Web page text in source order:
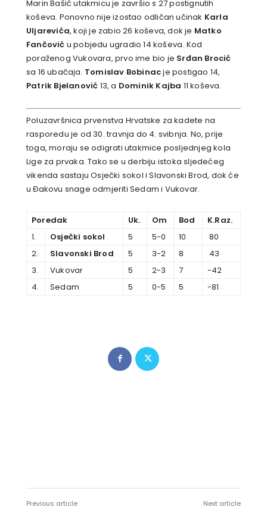
Marin Bašić utakmicu je završio s 27 postignutih
koševa. Ponovno nije izostao odličan učinak Karla
Uljarevića, koji je zabio 26 koševa, dok je Matko
Fančović u pobjedu ugradio 14 koševa. Kod
poraženog Vukovara, prvo ime bio je Srđan Brocić
sa 16 ubačaja. Tomislav Bobinacje postigao 14,
Patrik Bjelanović 13, a Dominik Kajba 11 koševa.
Poluzavršnica prvenstva Hrvatske za kadete na
rasporedu je od 30. travnja do 4. svibnja. No, prije
toga, moraju se odigrati utakmice posljednjeg kola
Lige za prvaka. Tako se u derbiju istoka sljedećeg
vikenda sastaju Osječki sokol i Slavonski Brod, dok će
u Đakovu snage odmjeriti Sedam i Vukovar.
Poredak Uk. Om Bod
K.Raz.
1.
Osječki sokol 5 5-0 10
80
2.
Slavonski Brod 5 3-2 8
43
3.
Vukovar 5 2-3 7
-42
4.
Sedam 5 0-5 5 -81
Previous article Next article